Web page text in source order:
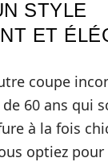
STYLE
ET
coupe
60 ans qui
à la fois
optiez pour